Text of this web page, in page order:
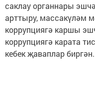
саклау органнары
арттыру, массакүләм
коррупциягә каршы
коррупциягә карата
кебек җаваплар биргән.